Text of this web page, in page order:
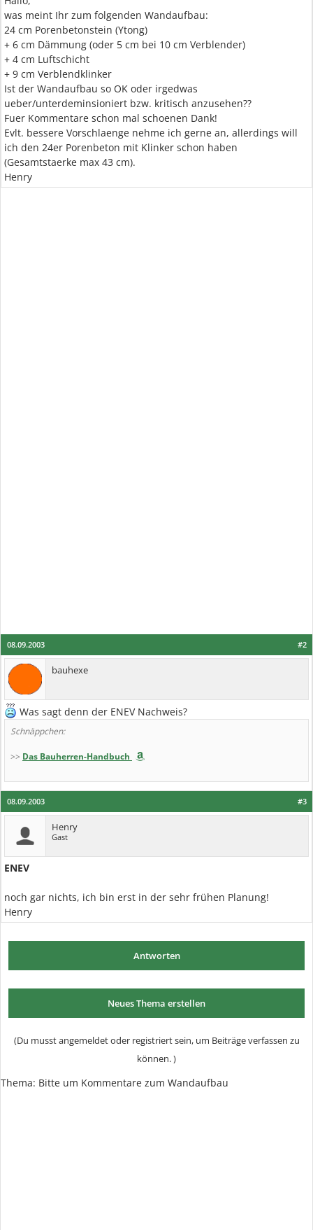
was meint Ihr zum folgenden Wandaufbau:
24 cm Porenbetonstein (Ytong)
+ 6 cm Dämmung (oder 5 cm bei 10 cm Verblender)
+ 4 cm Luftschicht
+ 9 cm Verblendklinker
Ist der Wandaufbau so OK oder irgedwas
ueber/unterdeminsioniert bzw. kritisch anzusehen??
Fuer Kommentare schon mal schoenen Dank!
Evlt. bessere Vorschlaenge nehme ich gerne an, allerdings will
ich den 24er Porenbeton mit Klinker schon haben
(Gesamtstaerke max 43 cm).
Henry
#2
08.09.2003
bauhexe
Was sagt denn der ENEV Nachweis?
Schnäppchen:
>> Das Bauherren-Handbuch
#3
08.09.2003
Henry
Gast
ENEV
noch gar nichts, ich bin erst in der sehr frühen Planung!
Henry
Antworten
Neues Thema erstellen
(Du musst angemeldet oder registriert sein, um Beiträge verfassen zu
können. )
Thema: Bitte um Kommentare zum Wandaufbau